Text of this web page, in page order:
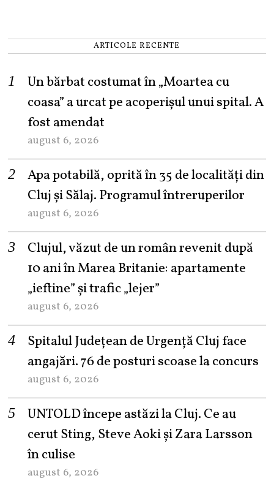
ARTICOLE RECENTE
Un bărbat costumat în „Moartea cu
coasa” a urcat pe acoperișul unui spital. A
fost amendat
august 6, 2026
Apa potabilă, oprită în 35 de localități din
Cluj și Sălaj. Programul întreruperilor
august 6, 2026
Clujul, văzut de un român revenit după
10 ani în Marea Britanie: apartamente
„ieftine” și trafic „lejer”
august 6, 2026
Spitalul Județean de Urgență Cluj face
angajări. 76 de posturi scoase la concurs
august 6, 2026
UNTOLD începe astăzi la Cluj. Ce au
cerut Sting, Steve Aoki și Zara Larsson
în culise
august 6, 2026